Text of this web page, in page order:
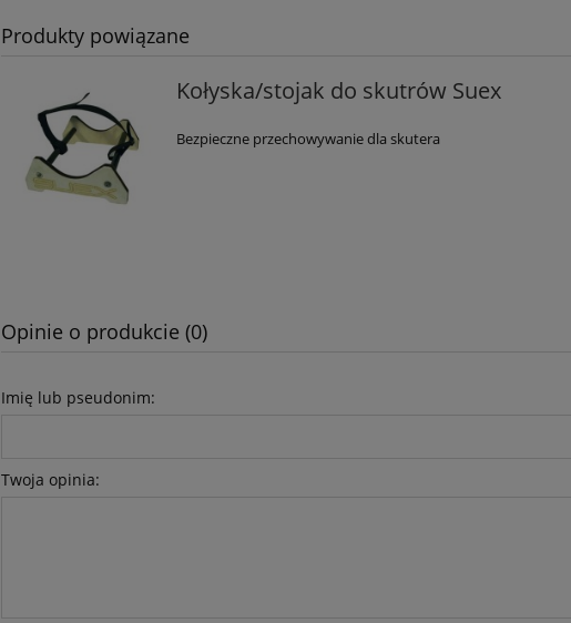
Cena regularna:633,00 zł
do koszyka
Produkty powiązane
Kołyska/stojak do skutrów Suex
Bezpieczne przechowywanie dla skutera
Opinie o produkcie (0)
Imię lub pseudonim:
Twoja opinia: